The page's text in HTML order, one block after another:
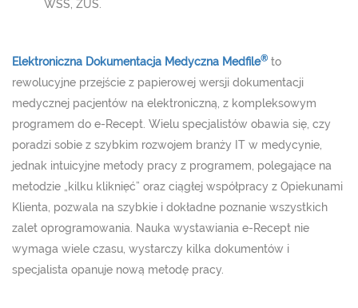
WSS, ZUS.
Elektroniczna Dokumentacja Medyczna Medfile® to
rewolucyjne przejście z papierowej wersji dokumentacji
medycznej pacjentów na elektroniczną, z kompleksowym
programem do e-Recept. Wielu specjalistów obawia się, czy
poradzi sobie z szybkim rozwojem branży IT w medycynie,
jednak intuicyjne metody pracy z programem, polegające na
metodzie „kilku kliknięć” oraz ciągłej współpracy z Opiekunami
Klienta, pozwala na szybkie i dokładne poznanie wszystkich
zalet oprogramowania. Nauka wystawiania e-Recept nie
wymaga wiele czasu, wystarczy kilka dokumentów i
specjalista opanuje nową metodę pracy.